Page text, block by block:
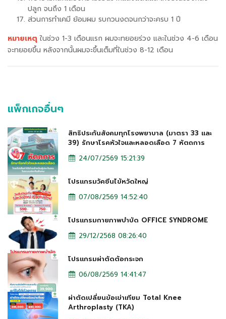
ปลูก จนถึง 1 เดือน
ส่วนการทำเคมี ย้อมผม รบกวนงดจนกว่าจะครบ 1 ปี
หมายเหตุในช่วง 1-3 เดือนแรก ผมจะทยอยร่วง และในช่วง 4-6 เดือน
จะทยอยขึ้น หลังจากนั้นผมจะขึ้นเต็มที่ในช่วง 8-12 เดือน
แพ็กเกจอื่นๆ
สิทธิประกันสังคมทุกโรงพยาบาล (มาตรา 33 และ
39) รักษาโรคหัวใจและหลอดเลือด 7 หัตถการ
24/07/2569 15:21:39
โปรแกรมวัคซีนไข้หวัดใหญ่
07/08/2569 14:52:40
โปรแกรมกายภาพบำบัด OFFICE SYNDROME
29/12/2568 08:26:40
โปรแกรมผ่าตัดต้อกระจก
06/08/2569 14:41:47
ผ่าตัดเปลี่ยนข้อเข่าเทียม Total Knee
Arthroplasty (TKA)